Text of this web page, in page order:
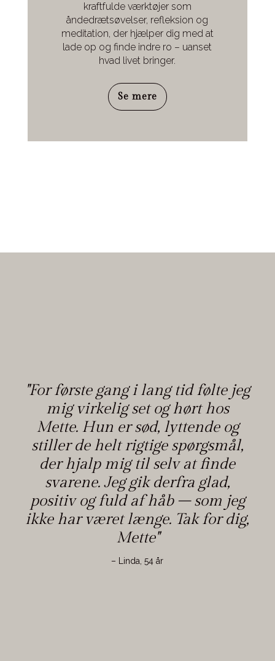
kraftfulde værktøjer som
åndedrætsøvelser, refleksion og
meditation, der hjælper dig med at
lade op og finde indre ro – uanset
hvad livet bringer.
Se mere
''For første gang i lang tid følte jeg
mig virkelig set og hørt hos
Mette. Hun er sød, lyttende og
stiller de helt rigtige spørgsmål,
der hjalp mig til selv at finde
svarene. Jeg gik derfra glad,
positiv og fuld af håb – som jeg
ikke har været længe. Tak for dig,
Mette''
– Linda, 54 år